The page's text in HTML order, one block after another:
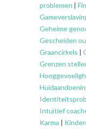
problemen |
Geheime
Gescheiden
Graancirkels |
Grenzen
Intuïtief
Karma |